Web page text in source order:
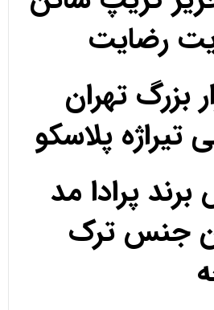
رضایت
بزرگ تهران
تیراژه پلاسکو
پرادا مد
جنس ترک